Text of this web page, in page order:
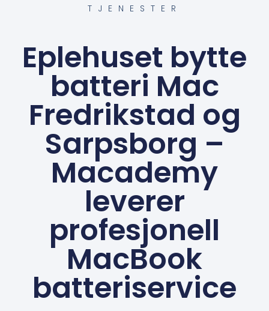
TJENESTER
Eplehuset bytte
batteri Mac
Fredrikstad og
Sarpsborg –
Macademy
leverer
profesjonell
MacBook
batteriservice